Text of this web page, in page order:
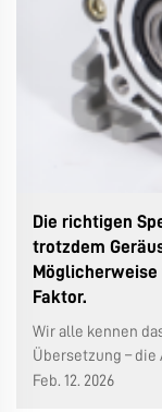
Die richtigen
trotzdem
Faktor.
Wir alle kennen
Übersetzung –
sobald das
Feb. 12. 2026